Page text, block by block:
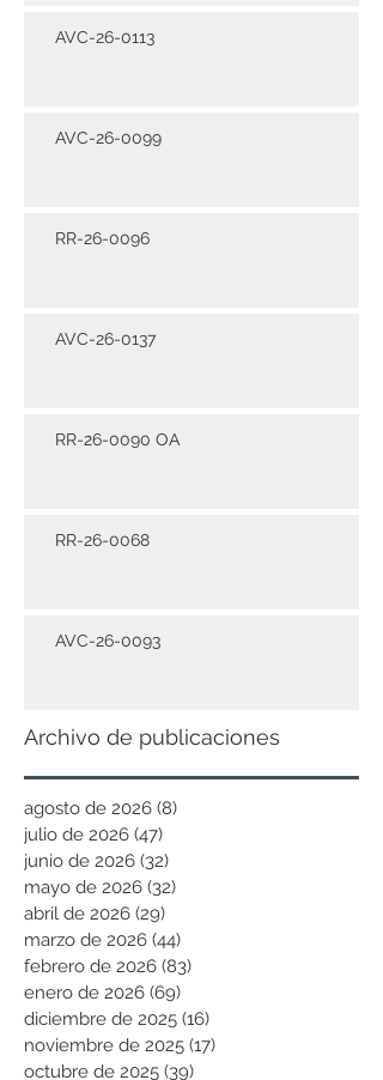
AVC-26-0113
AVC-26-0099
RR-26-0096
AVC-26-0137
RR-26-0090 OA
RR-26-0068
AVC-26-0093
Archivo de publicaciones
agosto de 2026 (8)
julio de 2026 (47)
junio de 2026 (32)
mayo de 2026 (32)
abril de 2026 (29)
marzo de 2026 (44)
febrero de 2026 (83)
enero de 2026 (69)
diciembre de 2025 (16)
noviembre de 2025 (17)
octubre de 2025 (39)